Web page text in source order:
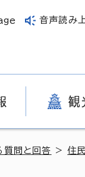
音声読み
観
質問と回答 >住